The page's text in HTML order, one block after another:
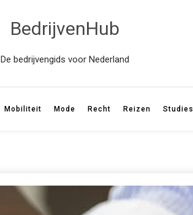
BedrijvenHub
De bedrijvengids voor Nederland
Mobiliteit Mode Recht Reizen Studies